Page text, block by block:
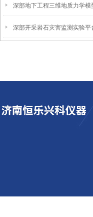
深部地下工程三维地质力学模
深部开采岩石灾害监测实验平